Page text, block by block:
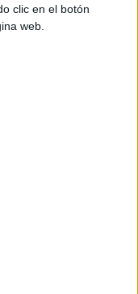
clic en el botón
web.